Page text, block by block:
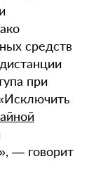
средств
при
— говорит